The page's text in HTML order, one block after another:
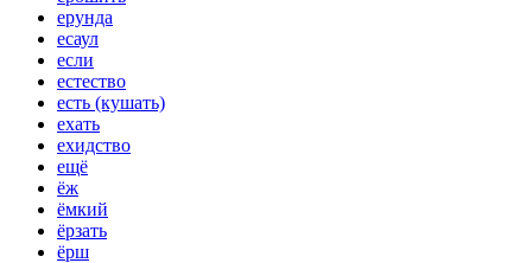
ерунда
есаул
если
естество
есть (кушать)
ехать
ехидство
ещё
ёж
ёмкий
ёрзать
ёрш